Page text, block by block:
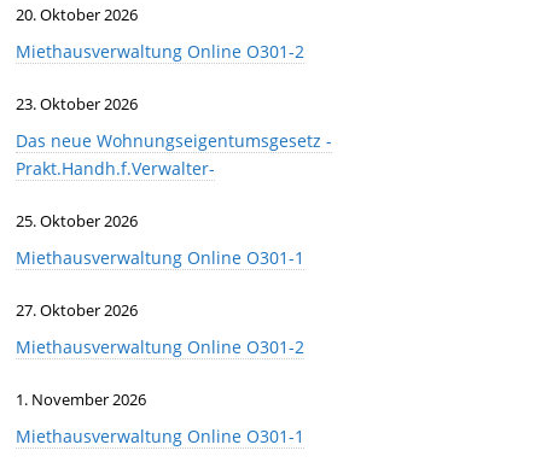
20. Oktober 2026
Miethausverwaltung Online O301-2
23. Oktober 2026
Das neue Wohnungseigentumsgesetz -
Prakt.Handh.f.Verwalter-
25. Oktober 2026
Miethausverwaltung Online O301-1
27. Oktober 2026
Miethausverwaltung Online O301-2
1. November 2026
Miethausverwaltung Online O301-1